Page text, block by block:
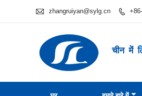
 zhangruiyan@sylg.cn 
चीन में